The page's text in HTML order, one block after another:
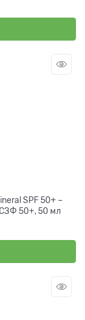
SPF 50+ –
50+, 50 мл